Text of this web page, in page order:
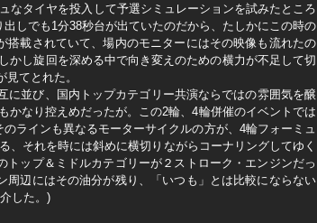
なタイヤを投入して予選シミュレーションを試みたところ
しでも1分38秒台が出ていたのだから、たしかにこの時の
載されていて、場内のモニターにはその映像も流れたの
かし旋回を深める中で向き変えのための横力が不足して切
てとれた。
並び、国内トップカテゴリー共演ならではの雰囲気を醸
なり控えめだったが。この2輪、4輪併催のイベントでは
ラインも異なるモーターサイクルの方が、4輪フォーミュ
それを時には斜めに横切りながらコーナリングしてゆく
ップ＆ミドルカテゴリーが２ストローク・エンジンだっ
辺にはその油分が残り、「いつも」とは比較にならない
した。)